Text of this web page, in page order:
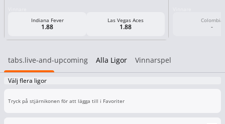
Indiana Fever
1.88
Las Vegas Aces
1.88
Colombia
-
tabs.live-and-upcoming Alla Ligor Vinnarspel
Välj flera ligor
Tryck på stjärnikonen för att lägga till i Favoriter